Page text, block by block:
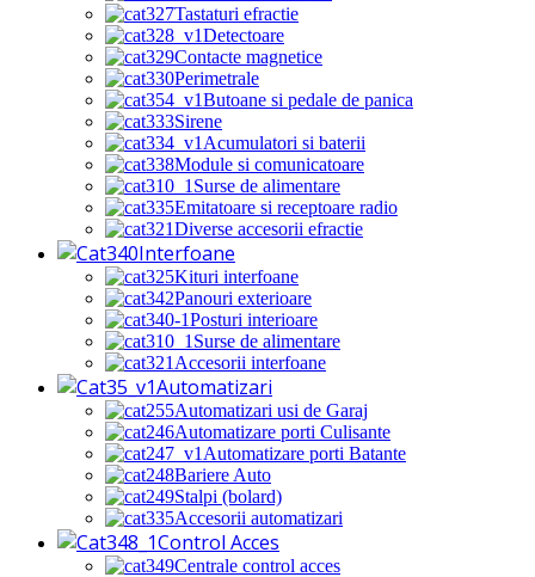
Tastaturi efractie
Detectoare
Contacte magnetice
Perimetrale
Butoane si pedale de panica
Sirene
Acumulatori si baterii
Module si comunicatoare
Surse de alimentare
Emitatoare si receptoare radio
Diverse accesorii efractie
Interfoane
Kituri interfoane
Panouri exterioare
Posturi interioare
Surse de alimentare
Accesorii interfoane
Automatizari
Automatizari usi de Garaj
Automatizare porti Culisante
Automatizare porti Batante
Bariere Auto
Stalpi (bolard)
Accesorii automatizari
Control Acces
Centrale control acces